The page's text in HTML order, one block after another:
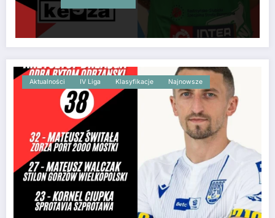
Aktualności IV Liga Klasyfikacje Najnowsze